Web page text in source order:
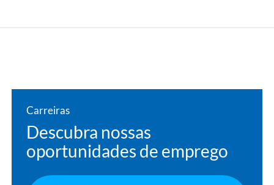
Carreiras
Descubra nossas
oportunidades de emprego